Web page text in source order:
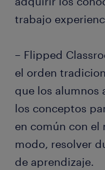
trabajo
– Flipped
el orden
que los alumnos
los conceptos
en común con el
modo, resolver
de aprendizaje.